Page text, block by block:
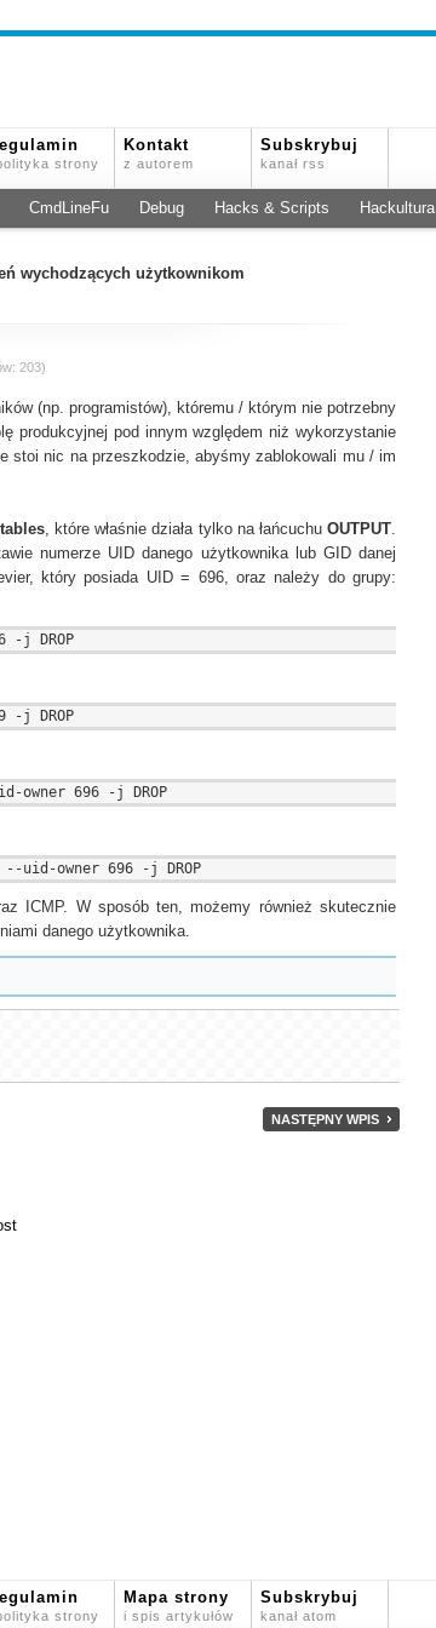
strony
Kontakt
z autorem
Subskrybuj
kanał rss
CmdLineFu Debug Hacks & Scripts Hackultura
wychodzących użytkownikom
203)
(np. programistów), któremu / którym nie potrzebny
produkcyjnej pod innym względem niż wykorzystanie
stoi nic na przeszkodzie, abyśmy zablokowali mu / im
, które właśnie działa tylko na łańcuchuOUTPUT.
numerze UID danego użytkownika lub GID danej
który posiada UID = 696, oraz należy do grupy:
ICMP. W sposób ten, możemy również skutecznie
danego użytkownika.
NASTĘPNY WPIS
strony
Mapa strony
i spis artykułów
Subskrybuj
kanał atom